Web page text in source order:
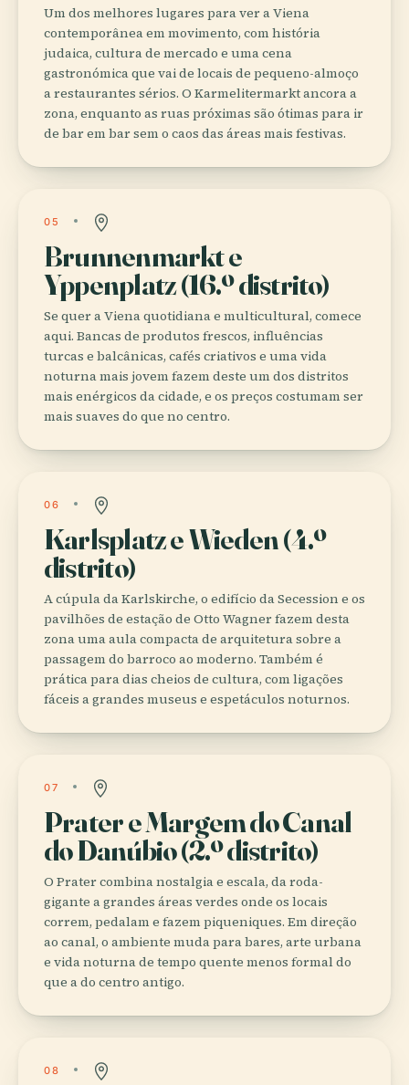
Um dos melhores lugares para ver a Viena
contemporânea em movimento, com história
judaica, cultura de mercado e uma cena
gastronómica que vai de locais de pequeno-almoço
a restaurantes sérios. O Karmelitermarkt ancora a
zona, enquanto as ruas próximas são ótimas para ir
de bar em bar sem o caos das áreas mais festivas.
05
Brunnenmarkt e
Yppenplatz (16.º distrito)
Se quer a Viena quotidiana e multicultural, comece
aqui. Bancas de produtos frescos, influências
turcas e balcânicas, cafés criativos e uma vida
noturna mais jovem fazem deste um dos distritos
mais enérgicos da cidade, e os preços costumam ser
mais suaves do que no centro.
06
Karlsplatz e Wieden (4.º
distrito)
A cúpula da Karlskirche, o edifício da Secession e os
pavilhões de estação de Otto Wagner fazem desta
zona uma aula compacta de arquitetura sobre a
passagem do barroco ao moderno. Também é
prática para dias cheios de cultura, com ligações
fáceis a grandes museus e espetáculos noturnos.
07
Prater e Margem do Canal
do Danúbio (2.º distrito)
O Prater combina nostalgia e escala, da roda-
gigante a grandes áreas verdes onde os locais
correm, pedalam e fazem piqueniques. Em direção
ao canal, o ambiente muda para bares, arte urbana
e vida noturna de tempo quente menos formal do
que a do centro antigo.
08